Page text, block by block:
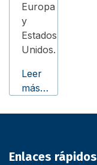
Europa
y
Estados
Unidos.
Leer
más…
Enlaces rápidos